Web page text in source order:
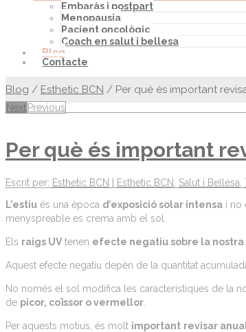
Embaràs i postpart
Menopausia
Pacient oncològic
Coach en salut i bellesa
Blog
Contacte
Blog / Esthetic BCN / Per què és important
Next Previous
Per què és important
Escrit per: Esthetic BCN Esthetic BCN Salut i Bellesa
L’estiu és una època d’exposició solar intensa i no
menyspreable es crema amb el sol.
Els raigs UVtenen efecte negatiu sobre la
Aquest efecte negatiu depèn de la quantitat
No només el sol modifica les característiques de la
de picor, coïssor o vermellor
Per aquests motius, és molt important revisar